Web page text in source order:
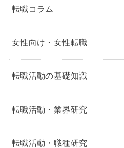
転職コラム
女性向け・女性転職
転職活動の基礎知識
転職活動・業界研究
転職活動・職種研究